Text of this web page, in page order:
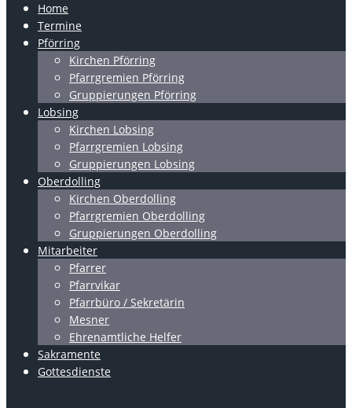
Home
Termine
Pförring
Kirchen Pförring
Pfarrgremien Pförring
Gruppierungen Pförring
Lobsing
Kirchen Lobsing
Pfarrgremien Lobsing
Gruppierungen Lobsing
Oberdolling
Kirchen Oberdolling
Pfarrgremien Oberdolling
Gruppierungen Oberdolling
Mitarbeiter
Pfarrer
Pfarrvikar
Pfarrbüro / Sekretärin
Mesner
Ehrenamtliche Helfer
Sakramente
Gottesdienste